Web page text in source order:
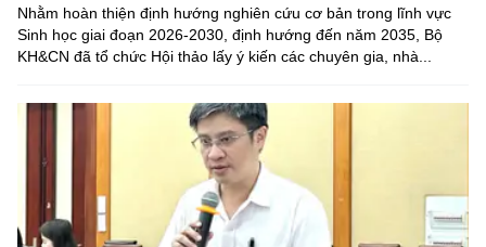
Nhằm hoàn thiện định hướng nghiên cứu cơ bản trong lĩnh vực
Sinh học giai đoạn 2026-2030, định hướng đến năm 2035, Bộ
KH&CN đã tổ chức Hội thảo lấy ý kiến các chuyên gia, nhà...